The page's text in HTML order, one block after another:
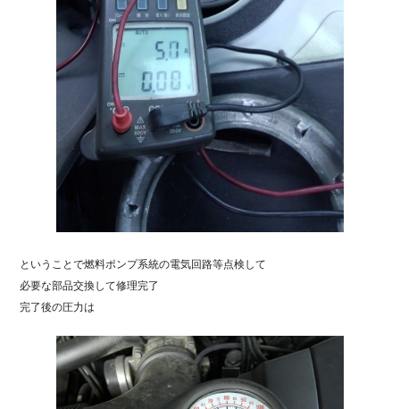
ということで燃料ポンプ系統の電気回路等点検して
必要な部品交換して修理完了
完了後の圧力は